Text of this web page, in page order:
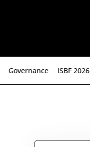
Governance ISBF 2026